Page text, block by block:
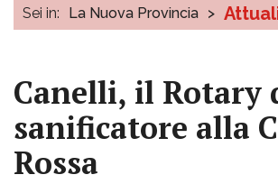
Sei in: La Nuova Provincia >
Canelli, il Rotary
sanificatore alla
Rossa